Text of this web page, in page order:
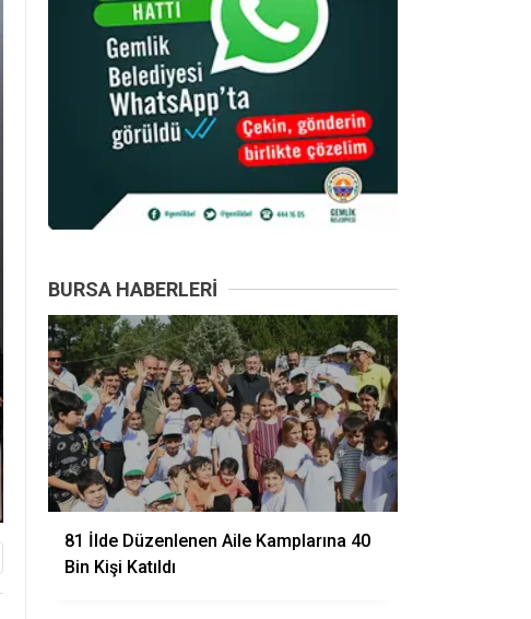
BURSA HABERLERI
81 İlde Düzenlenen Aile Kamplarına 40
Bin Kişi Katıldı